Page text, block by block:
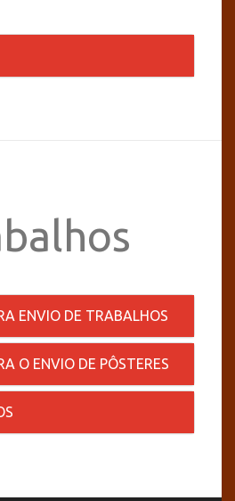
ENVIO DE TRABALHOS
O ENVIO DE PÔSTERES